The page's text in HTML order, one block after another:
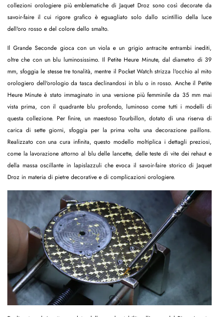
collezioni orologiere più emblematiche di Jaquet Droz sono così decorate da
savoir-faire il cui rigore grafico è eguagliato solo dallo scintillio della luce
dell'oro rosso e del colore dello smalto.
Il Grande Seconde gioca con un viola e un grigio antracite entrambi inediti,
oltre che con un blu luminosissimo. Il Petite Heure Minute, dal diametro di 39
mm, sfoggia le stesse tre tonalità, mentre il Pocket Watch strizza l'occhio al mito
orologiero dell'orologio da tasca declinandosi in blu o in rosso. Anche il Petite
Heure Minute è stato immaginato in una versione più femminile da 35 mm mai
vista prima, con il quadrante blu profondo, luminoso come tutti i modelli di
questa collezione. Per finire, un maestoso Tourbillon, dotato di una riserva di
carica di sette giorni, sfoggia per la prima volta una decorazione paillons.
Realizzato con una cura infinita, questo modello moltiplica i dettagli preziosi,
come la lavorazione attorno al blu delle lancette, delle teste di vite dei rehaut e
della massa oscillante in lapislazzuli che evoca il savoir-faire storico di Jaquet
Droz in materia di pietre decorative e di complicazioni orologiere.